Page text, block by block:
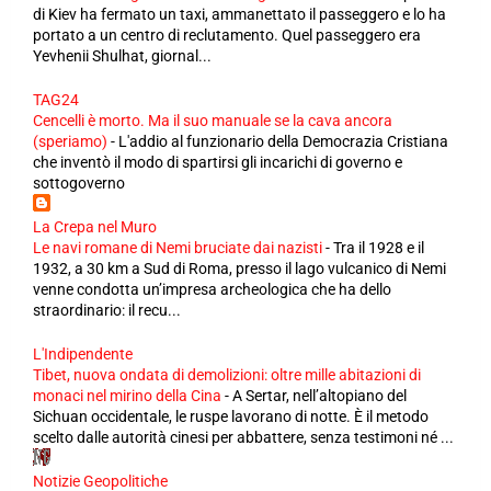
di Kiev ha fermato un taxi, ammanettato il passeggero e lo ha
portato a un centro di reclutamento. Quel passeggero era
Yevhenii Shulhat, giornal...
TAG24
Cencelli è morto. Ma il suo manuale se la cava ancora
(speriamo) - L'addio al funzionario della Democrazia Cristiana
che inventò il modo di spartirsi gli incarichi di governo e
sottogoverno
La Crepa nel Muro
Le navi romane di Nemi bruciate dai nazisti-Tra il 1928 e il
1932, a 30 km a Sud di Roma, presso il lago vulcanico di Nemi
venne condotta un’impresa archeologica che ha dello
straordinario: il recu...
L'Indipendente
Tibet, nuova ondata di demolizioni: oltre mille abitazioni di
monaci nel mirino della Cina -A Sertar, nell’altopiano del
Sichuan occidentale, le ruspe lavorano di notte. È il metodo
scelto dalle autorità cinesi per abbattere, senza testimoni né ...
Notizie Geopolitiche